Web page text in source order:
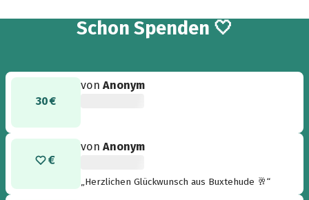
Schon 6
Spenden 🤍
30 €
vonAnonym
vonAnonym
„Herzlichen Glückwunsch aus Buxtehude 🥂“